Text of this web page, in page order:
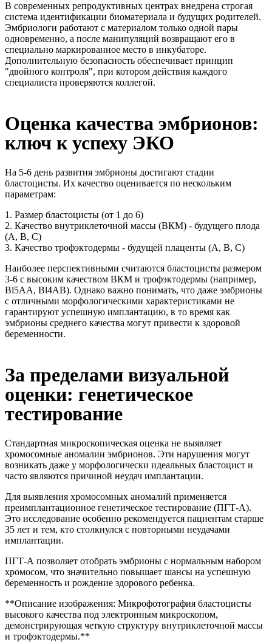
В современных репродуктивных центрах внедрена строгая
система идентификации биоматериала и будущих родителей.
Эмбриологи работают с материалом только одной пары
одновременно, а после манипуляций возвращают его в
специально маркированное место в инкубаторе.
Дополнительную безопасность обеспечивает принцип
"двойного контроля", при котором действия каждого
специалиста проверяются коллегой.
Оценка качества эмбрионов:
ключ к успеху ЭКО
На 5-6 день развития эмбрионы достигают стадии
бластоцисты. Их качество оценивается по нескольким
параметрам:
1. Размер бластоцисты (от 1 до 6)
2. Качество внутриклеточной массы (ВКМ) - будущего плода
(A, B, C)
3. Качество трофэктодермы - будущей плаценты (A, B, C)
Наиболее перспективными считаются бластоцисты размером
3-6 с высоким качеством ВКМ и трофэктодермы (например,
Bl5AA, Bl4AB). Однако важно понимать, что даже эмбрионы
с отличными морфологическими характеристиками не
гарантируют успешную имплантацию, в то время как
эмбрионы среднего качества могут привести к здоровой
беременности.
За пределами визуальной
оценки: генетическое
тестирование
Стандартная микроскопическая оценка не выявляет
хромосомные аномалии эмбрионов. Эти нарушения могут
возникать даже у морфологически идеальных бластоцист и
часто являются причиной неудач имплантации.
Для выявления хромосомных аномалий применяется
преимплантационное генетическое тестирование (ПГТ-А).
Это исследование особенно рекомендуется пациентам старше
35 лет и тем, кто столкнулся с повторными неудачами
имплантации.
ПГТ-А позволяет отобрать эмбрионы с нормальным набором
хромосом, что значительно повышает шансы на успешную
беременность и рождение здорового ребенка.
**Описание изображения: Микрофотография бластоцисты
высокого качества под электронным микроскопом,
демонстрирующая четкую структуру внутриклеточной массы
и трофэктодермы.**